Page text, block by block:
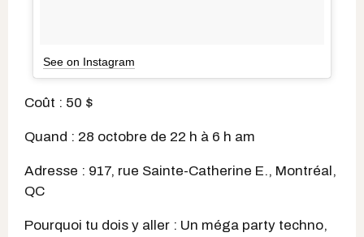
See on Instagram
Coût : 50 $
Quand : 28 octobre de 22 h à 6 h am
Adresse : 917, rue Sainte-Catherine E., Montréal,
QC
Pourquoi tu dois y aller : Un méga party techno,